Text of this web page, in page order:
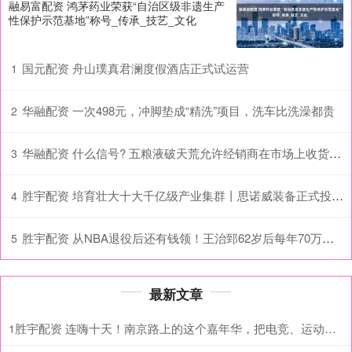
融易富配资 鸿茅药业荣获“自治区级非遗生产
性保护示范基地”称号_传承_技艺_文化
1 国元配资 舟山璞真君澜度假酒店正式试运营
2 华融配资 一次498元，冲脚垫成“精洗”项目，洗车比洗澡都贵
3 华融配资 什么信号? 五粮液破天荒允许经销商在市场上收货, 可转码
4 胜宇配资 培育壮大十大千亿级产业集群丨思诺威装备正式投产 十堰智能装备和专用车领域再添“新星”
5 胜宇配资 从NBA退役后还有钱领！王治郅62岁后每年70万，姚明，易建联呢？_退休金_球员_效力
最新文章
1 胜宇配资 连嗨十天！南京路上的这个嘉年华，把电竞、运动、短剧、次元演出全搬来了